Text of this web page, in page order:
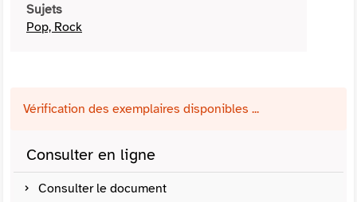
Sujets
Pop, Rock
Vérification des exemplaires disponibles ...
Consulter en ligne
Consulter le document